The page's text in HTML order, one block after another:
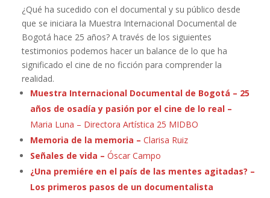
¿Qué ha sucedido con el documental y su público desde
que se iniciara la Muestra Internacional Documental de
Bogotá hace 25 años? A través de los siguientes
testimonios podemos hacer un balance de lo que ha
significado el cine de no ficción para comprender la
realidad.
Muestra Internacional Documental de Bogotá – 25
años de osadía y pasión por el cine de lo real –
Maria Luna – Directora Artística 25 MIDBO
Memoria de la memoria –Clarisa Ruiz
Señales de vida –Óscar Campo
¿Una premiére en el país de las mentes agitadas? –
Los primeros pasos de un documentalista